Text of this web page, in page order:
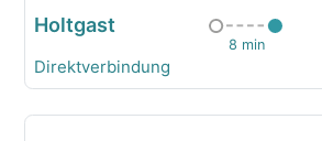
Holtgast
8 min
Direktverbindung